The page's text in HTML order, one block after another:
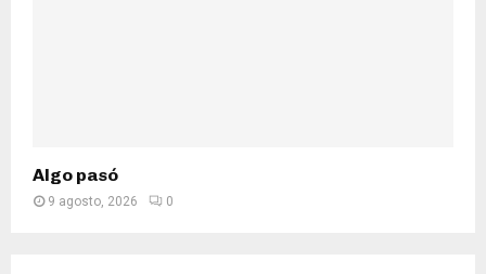
Algo pasó
9 agosto, 2026 0